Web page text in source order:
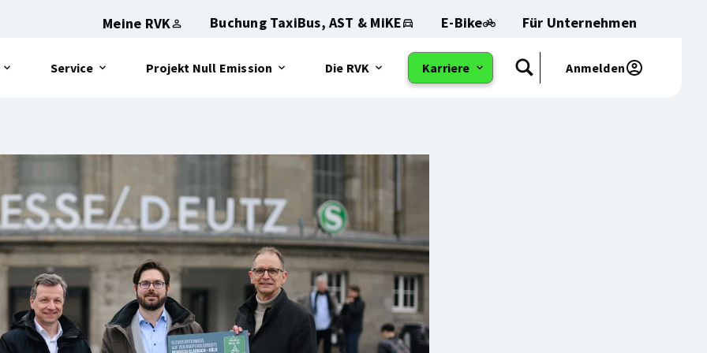
Meine RVK Buchung TaxiBus, AST & MiKE E-Bike Für Unternehmen
Öffnet
Service
Öffnet
Projekt Null Emission
Öffnet
Die RVK
Öffnet
Karriere
Suchen
Anmelden